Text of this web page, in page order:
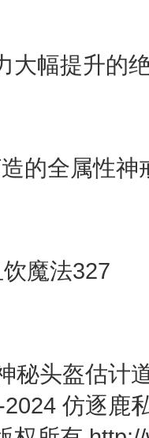
大幅提升的
的全属性神
魔法327
秘头盔估计
仿逐鹿